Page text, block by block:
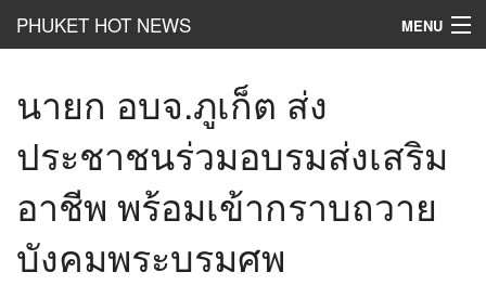
PHUKET HOT NEWS MENU
HotClip
Hot List
Hot Gossip
Hot Business
นายก อบจ.ภูเก็ต ส่ง
ประชาชนร่วมอบรมส่งเสริม
อาชีพ พร้อมเข้ากราบถวาย
บังคมพระบรมศพ